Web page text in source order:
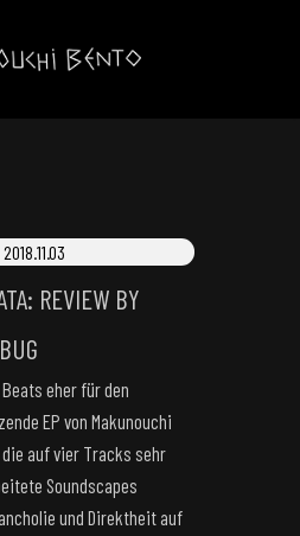
2018.11.03
REVIEW BY
eher für den
EP von Makunouchi
die auf vier Tracks sehr
Soundscapes
und Direktheit auf